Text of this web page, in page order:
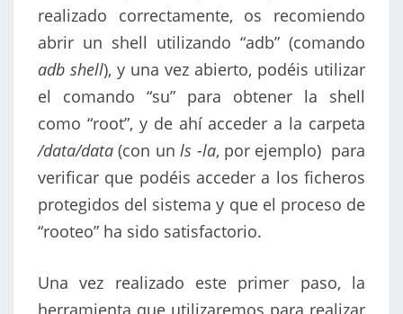
realizado correctamente, os recomiendo
abrir un shell utilizando “adb” (comando
adb shell), y una vez abierto, podéis utilizar
el comando “su” para obtener la shell
como “root”, y de ahí acceder a la carpeta
/data/data (con un ls -la, por ejemplo) para
verificar que podéis acceder a los ficheros
protegidos del sistema y que el proceso de
“rooteo” ha sido satisfactorio.
Una vez realizado este primer paso, la
herramienta que utilizaremos para realizar